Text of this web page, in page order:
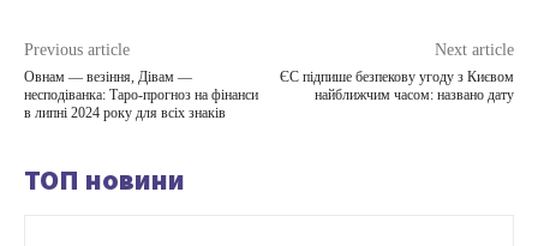
Previous article
Овнам — везіння, Дівам —
несподіванка: Таро-прогноз на фінанси
в липні 2024 року для всіх знаків
Next article
ЄС підпише безпекову угоду з Києвом
найближчим часом: названо дату
ТОП новини